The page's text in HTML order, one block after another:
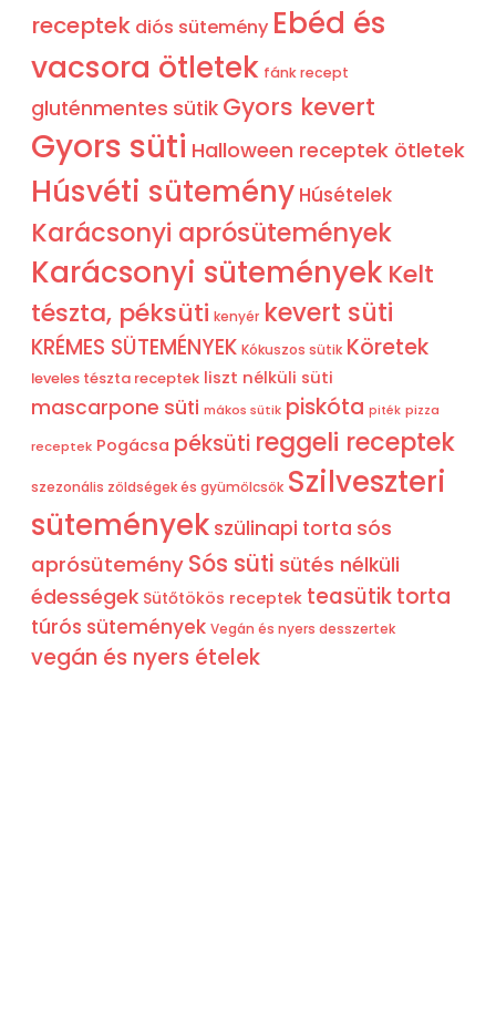
receptek diós sütemény Ebéd és
vacsora ötletek fánk recept
gluténmentes sütik Gyors kevert
Gyors süti Halloween receptek ötletek
Húsvéti sütemény Húsételek
Karácsonyi aprósütemények
Karácsonyi sütemények Kelt
tészta, péksüti kenyér kevert süti
KRÉMES SÜTEMÉNYEK Kókuszos sütik Köretek
leveles tészta receptek liszt nélküli süti
mascarpone süti mákos sütik piskóta piték pizza
receptek Pogácsa péksüti reggeli receptek
szezonális zöldségek és gyümölcsök Szilveszteri
sütemények szülinapi torta sós
aprósütemény Sós süti sütés nélküli
édességek Sütőtökös receptek teasütiktorta
túrós sütemények Vegán és nyers desszertek
vegán és nyers ételek